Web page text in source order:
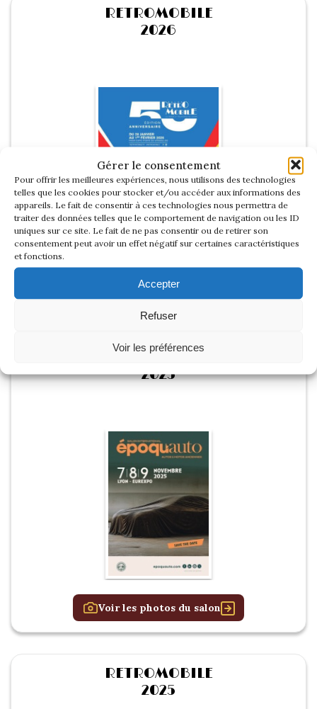
Gérer le consentement
Pour offrir les meilleures expériences, nous utilisons des technologies
telles que les cookies pour stocker et/ou accéder aux informations des
appareils. Le fait de consentir à ces technologies nous permettra de
traiter des données telles que le comportement de navigation ou les ID
uniques sur ce site. Le fait de ne pas consentir ou de retirer son
consentement peut avoir un effet négatif sur certaines caractéristiques
et fonctions.
Accepter
Refuser
Voir les préférences
RETROMOBILE
2026
Voir les photos du salon
EPOQU’AUTO
2025
Voir les photos du salon
RETROMOBILE
2025